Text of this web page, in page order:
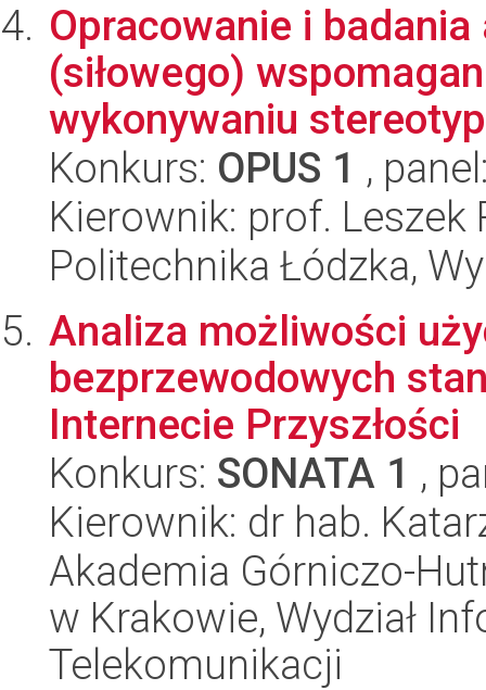
Opracowanie i
(siłowego)
wykonywaniu
Konkurs: OPUS 1 ,
Kierownik: prof.
Politechnika Łódzka,
Analiza możliwości
bezprzewodowych
Internecie Przyszłości
Konkurs: SONATA 1 ,
Kierownik: dr hab.
Akademia Górniczo-
w Krakowie, Wydział
Telekomunikacji